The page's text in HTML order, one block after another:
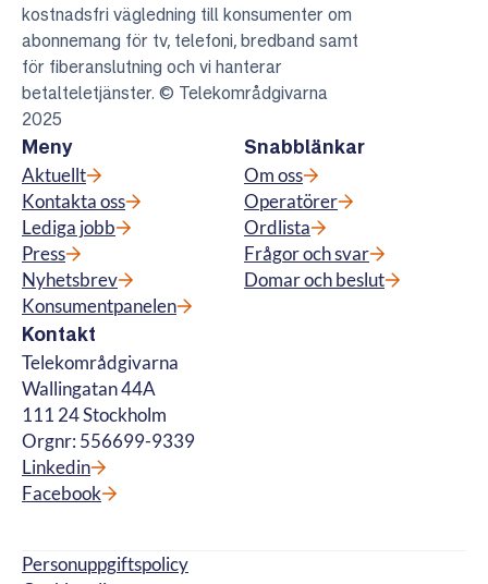
kostnadsfri vägledning till konsumenter om
abonnemang för tv, telefoni, bredband samt
för fiberanslutning och vi hanterar
betalteletjänster. © Telekområdgivarna
2025
Meny
Aktuellt
Kontakta oss
Lediga jobb
Press
Nyhetsbrev
Konsumentpanelen
Snabblänkar
Om oss
Operatörer
Ordlista
Frågor och svar
Domar och beslut
Kontakt
Telekområdgivarna
Wallingatan 44A
111 24 Stockholm
Orgnr: 556699-9339
Linkedin
Facebook
Personuppgiftspolicy